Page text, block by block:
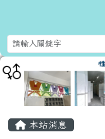
本站消息